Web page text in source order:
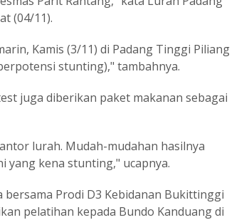
(04/11).
Kamis (3/11) di Padang Tinggi Piliang
stunting)," tambahnya.
juga diberikan paket makanan sebagai
lurah. Mudah-mudahan hasilnya
yang kena stunting," ucapnya.
Prodi D3 Kebidanan Bukittinggi
pelatihan kepada Bundo Kanduang di